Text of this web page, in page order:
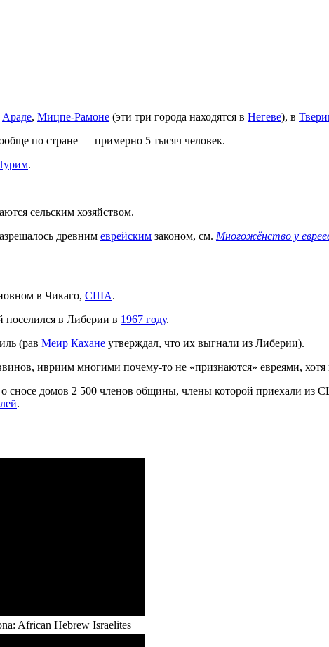
Араде, Мицпе-Рамоне (эти три города находятся в Негеве), в
по стране — примерно 5 тысяч человек.
.
сельским хозяйством.
древним еврейским законом, см. Многожёнство у
в Чикаго, США.
поселился в Либерии в 1967 году.
(рав Меир Кахане утверждал, что их выгнали из Либерии).
ивриим многими почему-то не «признаются» евреями,
о сносе домов 2 500 членов общины, члены которой приехали
.
African Hebrew Israelites